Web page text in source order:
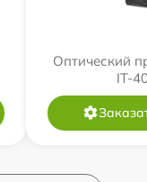
Оптический
IT-